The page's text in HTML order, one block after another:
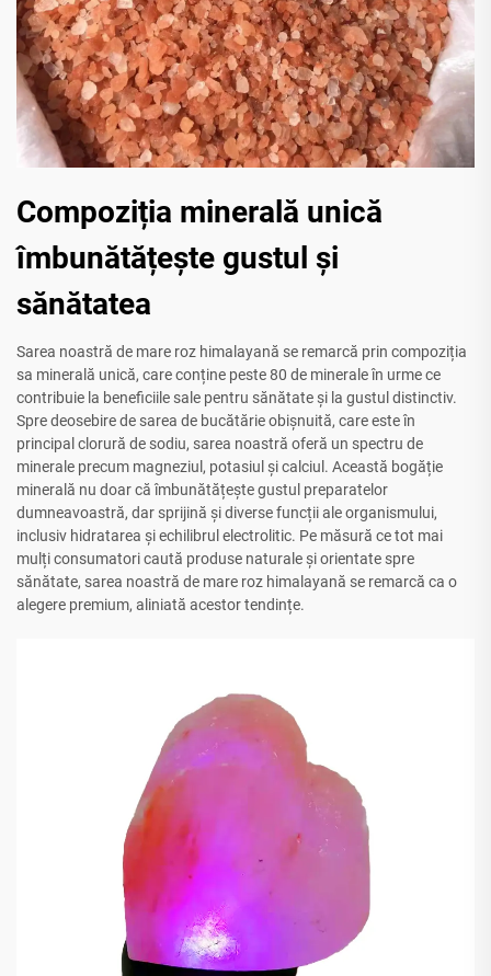
Compoziția minerală unică
îmbunătățește gustul și
sănătatea
Sarea noastră de mare roz himalayană se remarcă prin compoziția
sa minerală unică, care conține peste 80 de minerale în urme ce
contribuie la beneficiile sale pentru sănătate și la gustul distinctiv.
Spre deosebire de sarea de bucătărie obișnuită, care este în
principal clorură de sodiu, sarea noastră oferă un spectru de
minerale precum magneziul, potasiul și calciul. Această bogăție
minerală nu doar că îmbunătățește gustul preparatelor
dumneavoastră, dar sprijină și diverse funcții ale organismului,
inclusiv hidratarea și echilibrul electrolitic. Pe măsură ce tot mai
mulți consumatori caută produse naturale și orientate spre
sănătate, sarea noastră de mare roz himalayană se remarcă ca o
alegere premium, aliniată acestor tendințe.